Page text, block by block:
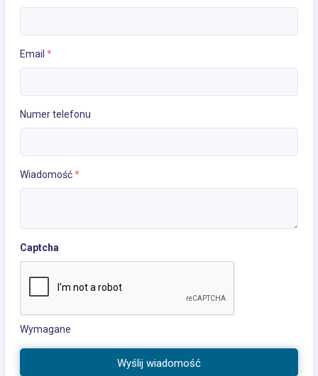
Email *
Numer telefonu
Wiadomość*
Captcha
Wymagane
Wyślij wiadomość